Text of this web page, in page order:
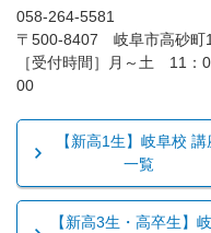
058-264-5581
〒500-8407 岐阜市高砂町
［受付時間］月～土 11：
00
【新高1生】岐阜校 講
一覧
【新高3生・高卒生】